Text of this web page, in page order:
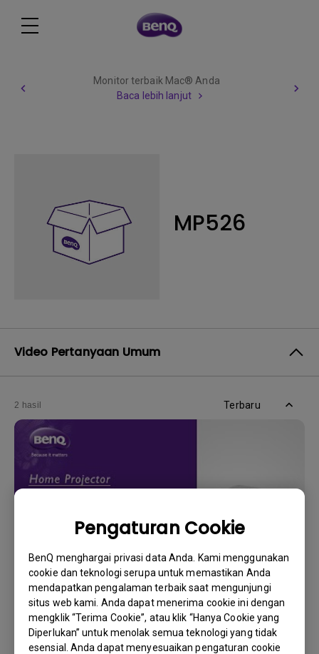
Pengaturan Cookie
BenQ menghargai privasi data Anda. Kami menggunakan
cookie dan teknologi serupa untuk memastikan Anda
mendapatkan pengalaman terbaik saat mengunjungi
situs web kami. Anda dapat menerima cookie ini dengan
mengklik “Terima Cookie”, atau klik “Hanya Cookie yang
Diperlukan” untuk menolak semua teknologi yang tidak
esensial. Anda dapat menyesuaikan pengaturan cookie
Monitor terbaik Mac® Anda
Baca lebih lanjut
MP526
Video Pertanyaan Umum
2 hasil Terbaru
2/11/2022
Bagaimana cara mengganti lampu proyektor
dan mengatur ulang timer lampunya?